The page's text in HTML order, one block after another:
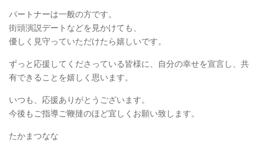
パートナーは一般の方です。
街頭演説デートなどを見かけても、
優しく見守っていただけたら嬉しいです。
ずっと応援してくださっている皆様に、自分の幸せを宣言し、共
有できることを嬉しく思います。
いつも、応援ありがとうございます。
今後もご指導ご鞭撻のほど宜しくお願い致します。
たかまつなな